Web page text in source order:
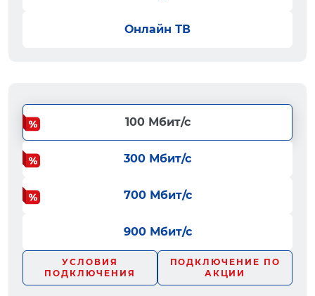
Онлайн ТВ
100 Мбит/с
300 Мбит/с
700 Мбит/с
900 Мбит/с
УСЛОВИЯ
ПОДКЛЮЧЕНИЯ
ПОДКЛЮЧЕНИЕ ПО
АКЦИИ